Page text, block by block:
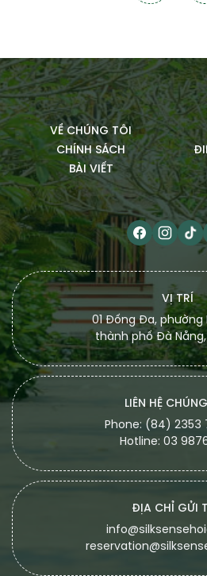
VỀ CHÚNG TÔI
CHÍNH SÁCH
BÀI VIẾT
VỊ TRÍ
01 Đống Đa, phường
thành phố Đà
LIÊN HỆ
Phone: (84) 2353
Hotline: 03
ĐỊA CHỈ GỬI